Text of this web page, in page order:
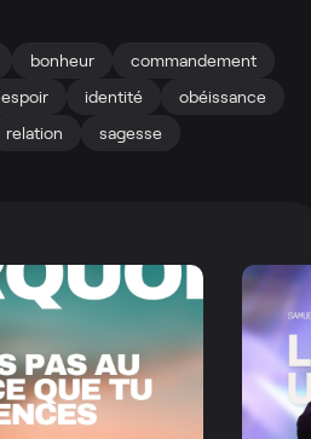
bonheur
commandement
espoir identité
obéissance
relation sagesse